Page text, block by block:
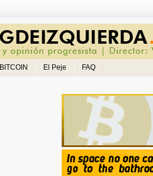
BITCOIN El Peje FAQ